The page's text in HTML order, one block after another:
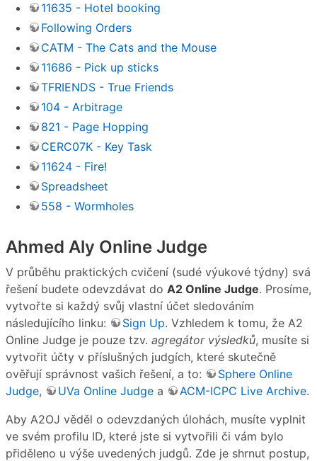
11635 - Hotel booking
Following Orders
CATM - The Cats and the Mouse
11686 - Pick up sticks
TFRIENDS - True Friends
104 - Arbitrage
821 - Page Hopping
CERC07K - Key Task
11624 - Fire!
Spreadsheet
558 - Wormholes
Ahmed Aly Online Judge
V průběhu praktických cvičení (sudé výukové týdny) svá
řešení budete odevzdávat do A2 Online Judge. Prosíme,
vytvořte si každý svůj vlastní účet sledováním
následujícího linku:
Sign Up. Vzhledem k tomu, že A2
Online Judge je pouze tzv. agregátor výsledků, musíte si
vytvořit účty v příslušných judgích, které skutečně
ověřují správnost vašich řešení, a to:
Sphere Online
Judge, UVa Online Judge a ACM-ICPC Live Archive.
Aby A2OJ věděl o odevzdaných úlohách, musíte vyplnit
ve svém profilu ID, které jste si vytvořili či vám bylo
přiděleno u výše uvedených judgů. Zde je shrnut postup,